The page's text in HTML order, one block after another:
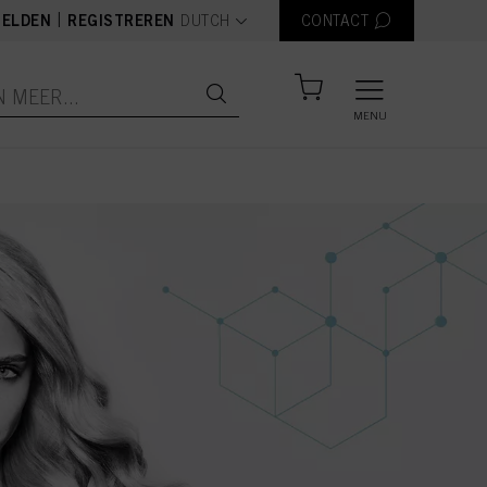
REGISTREREN text.language
DUTCH CONTACT
MENU